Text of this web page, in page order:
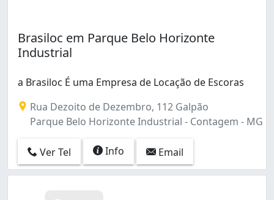
Brasiloc em Parque Belo Horizonte
Industrial
a Brasiloc É uma Empresa de Locação de Escoras
Rua Dezoito de Dezembro, 112 Galpão
Parque Belo Horizonte Industrial - Contagem - MG
Ver Tel Info Email